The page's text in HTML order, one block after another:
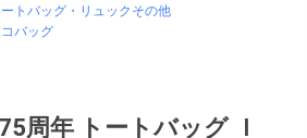
ートバッグ・リュックその他
バッグ
周年 トートバッグ Ｉ